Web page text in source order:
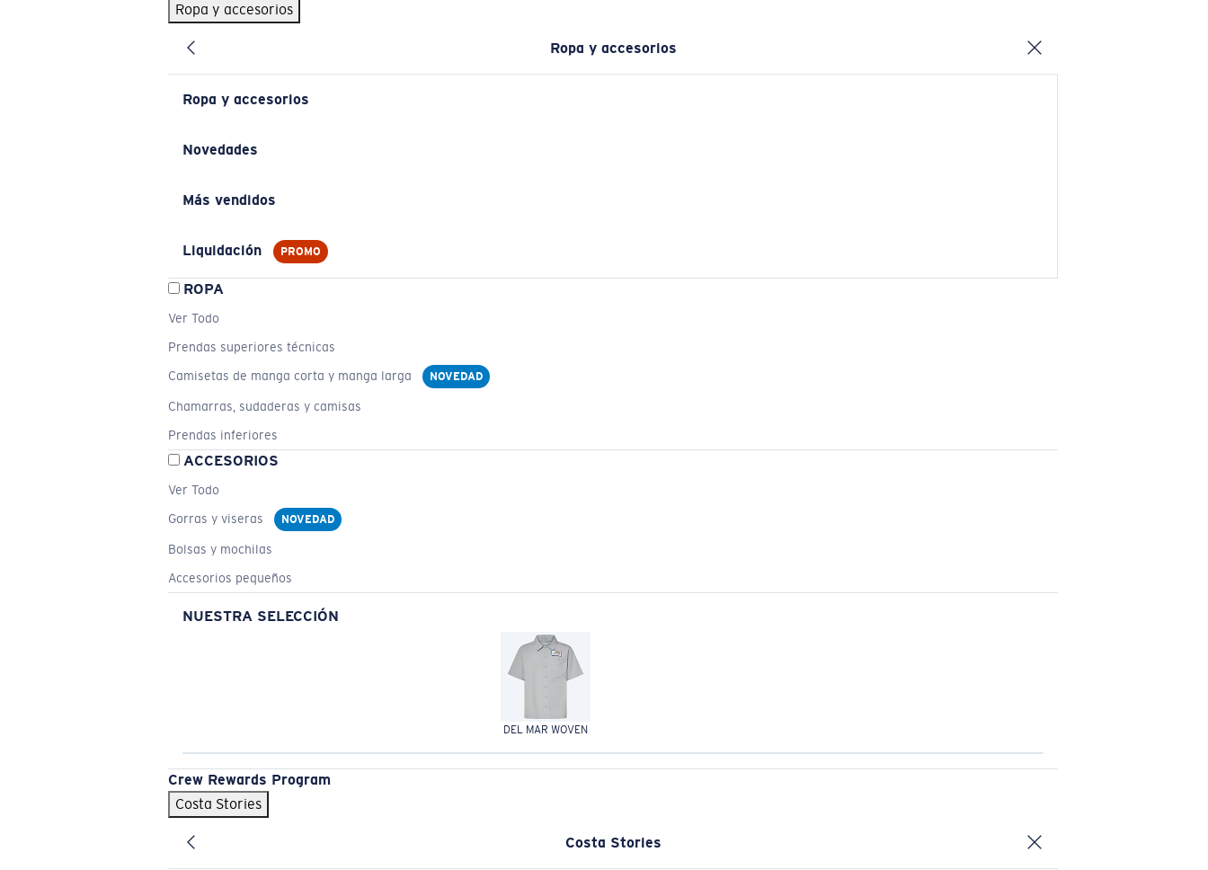
Ropa y accesorios
Ropa y accesorios
Ropa y accesorios
Novedades
Más vendidos
Liquidación PROMO
ROPA
Ver Todo
Prendas superiores técnicas
Camisetas de manga corta y manga larga
NOVEDAD
Chamarras, sudaderas y camisas
Prendas inferiores
ACCESORIOS
Ver Todo
Gorras y viseras
NOVEDAD
Bolsas y mochilas
Accesorios pequeños
NUESTRA SELECCIÓN
DEL MAR WOVEN
Crew Rewards Program
Costa Stories
Costa Stories